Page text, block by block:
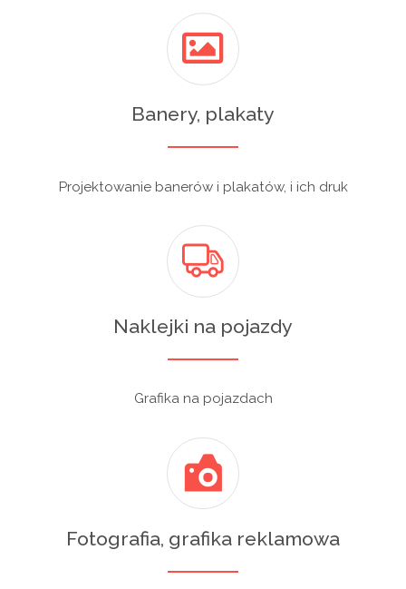
Banery, plakaty
Projektowanie banerów i plakatów, i ich druk
Naklejki na pojazdy
Grafika na pojazdach
Fotografia, grafika reklamowa